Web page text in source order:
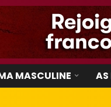
MASCULINE AS